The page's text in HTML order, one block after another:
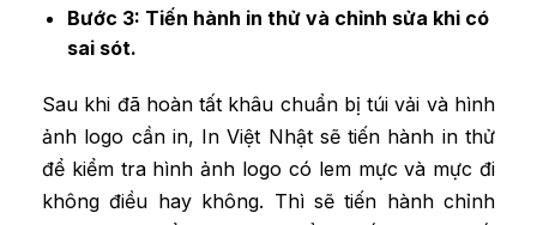
Bước 3: Tiến hành in thử và chỉnh sửa khi có
sai sót.
Sau khi đã hoàn tất khâu chuẩn bị túi vải và hình
ảnh logo cần in, In Việt Nhật sẽ tiến hành in thử
để kiểm tra hình ảnh logo có lem mực và mực đi
không điều hay không. Thì sẽ tiến hành chỉnh